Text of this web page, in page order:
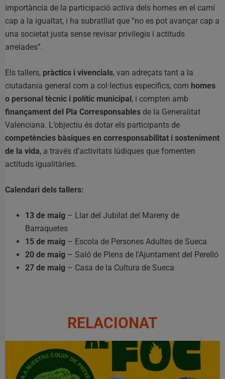
importància de la participació activa dels homes en el camí
cap a la igualtat, i ha subratllat que “no es pot avançar cap a
una societat justa sense revisar privilegis i actituds
arrelades”.
Els tallers, pràctics i vivencials, van adreçats tant a la
ciutadania general com a col·lectius específics, com homes
o personal tècnic i polític municipal, i compten amb
finançament del Pla Corresponsables de la Generalitat
Valenciana. L’objectiu és dotar els participants de
competències bàsiques en corresponsabilitat i sosteniment
de la vida, a través d’activitats lúdiques que fomenten
actituds igualitàries.
Calendari dels tallers:
13 de maig – Llar del Jubilat del Mareny de
Barraquetes
15 de maig – Escola de Persones Adultes de Sueca
20 de maig – Saló de Plens de l’Ajuntament del Perelló
27 de maig – Casa de la Cultura de Sueca
RELACIONAT